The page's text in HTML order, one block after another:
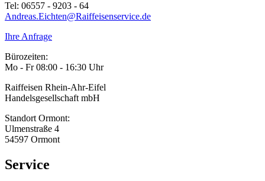
Tel: 06557 - 9203 - 64
Andreas.Eichten@Raiffeisenservice.de
Ihre Anfrage
Bürozeiten:
Mo - Fr 08:00 - 16:30 Uhr
Raiffeisen Rhein-Ahr-Eifel
Handelsgesellschaft mbH
Standort Ormont:
Ulmenstraße 4
54597 Ormont
Service